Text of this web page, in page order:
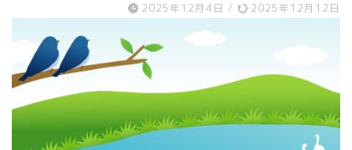
2025年12月4日 / 2025年12月12日